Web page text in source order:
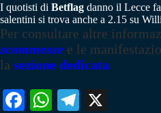
I quotisti di Betflag danno il Lecce
salentini si trova anche a 2.15 su
Per consultare altre
scommesse e le
la sezione dedicata
Fa W
Te